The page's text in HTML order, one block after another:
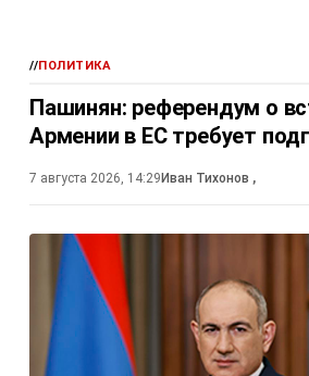
//ПОЛИТИКА
Пашинян: референдум о
Армении в ЕС требует
7 августа 2026, 14:29Иван Тихонов ,